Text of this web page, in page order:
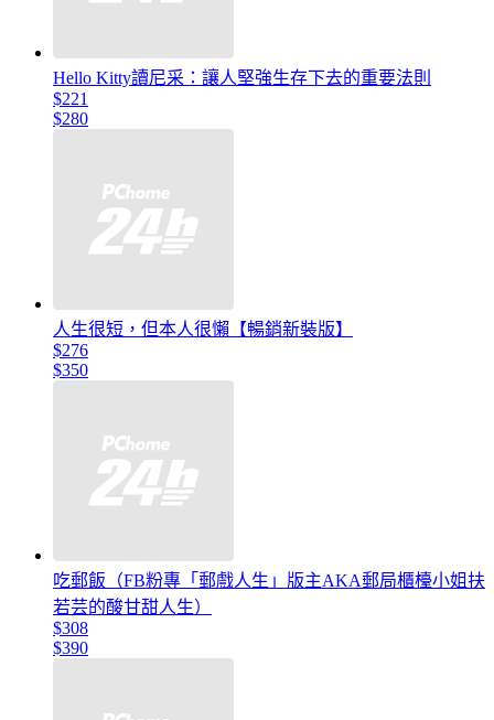
Hello Kitty讀尼采：讓人堅強生存下去的重要法則
$221
$280
人生很短，但本人很懶【暢銷新裝版】
$276
$350
吃郵飯（FB粉專「郵戲人生」版主AKA郵局櫃檯小姐扶
若芸的酸甘甜人生）
$308
$390